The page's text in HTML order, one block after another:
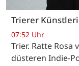
Trierer
07:52 Uhr
Trier. Ratte
düsteren Indie-